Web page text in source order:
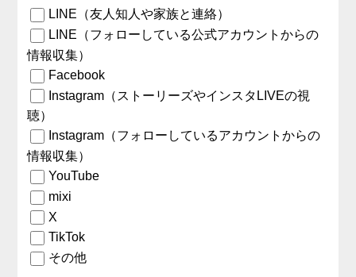
LINE（友人知人や家族と連絡）
LINE（フォローしている公式アカウントからの
情報収集）
Facebook
Instagram（ストーリーズやインスタLIVEの視
聴）
Instagram（フォローしているアカウントからの
情報収集）
YouTube
mixi
X
TikTok
その他